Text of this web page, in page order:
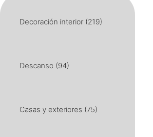
Decoración interior (219)
Descanso (94)
Casas y exteriores (75)